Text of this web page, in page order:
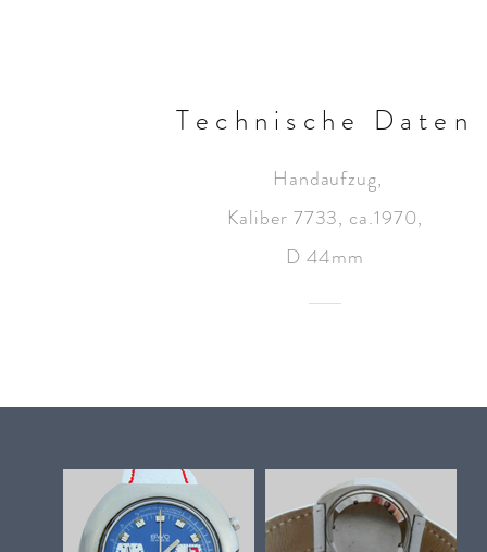
Handaufzug,
Kaliber 7733, ca.1970,
D 44mm
Technische Daten